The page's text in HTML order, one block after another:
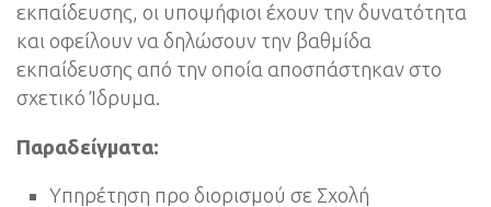
εκπαίδευσης, οι υποψήφιοι έχουν την δυνατότητα
και οφείλουν να δηλώσουν την βαθμίδα
εκπαίδευσης από την οποία αποσπάστηκαν στο
σχετικό Ίδρυμα.
Παραδείγματα:
Υπηρέτηση προ διορισμού σε Σχολή